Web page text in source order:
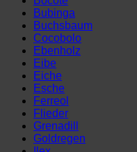
Bubinga
Buchsbaum
Cocobolo
Ebenholz
Eibe
Eiche
Esche
Ferreol
Flieder
Grenadill
Goldregen